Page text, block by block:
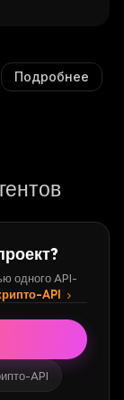
Подробнее
одного API-
API
API